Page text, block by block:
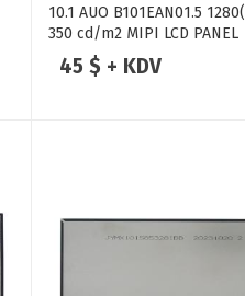
10.1 AUO B101EAN01.5
350 cd/m2 MIPI LCD PANEL
45 $ + KDV